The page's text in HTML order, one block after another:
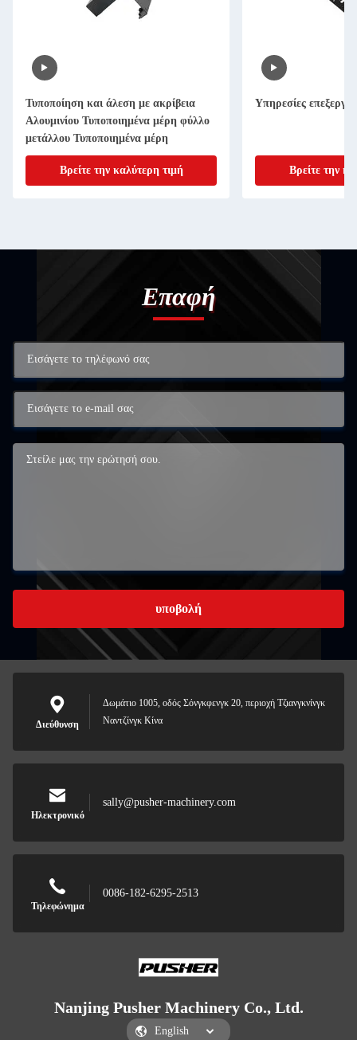
Τυποποίηση και άλεση με ακρίβεια
Αλουμινίου Τυποποιημένα μέρη φύλλο
μετάλλου Τυποποιημένα μέρη
Βρείτε την καλύτερη τιμή
Υπηρεσίες
Βρείτε την
Επαφή
υποβολή
Διεύθυνση
Δωμάτιο 1005, οδός Σόνγκφενγκ 20, περιοχή Τζιανγκνίνγκ
Ναντζίνγκ Κίνα
Ηλεκτρονικό
sally@pusher-machinery.com
Τηλεφώνημα
0086-182-6295-2513
Nanjing Pusher Machinery Co., Ltd.